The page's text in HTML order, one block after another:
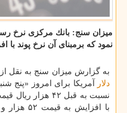
میزان سنج: بانك مركزی نرخ
نمود كه برمبنای آن نرخ پوند
به گزارش میزان سنج به نقل از
دلار
نسبت به قبل ۴۲